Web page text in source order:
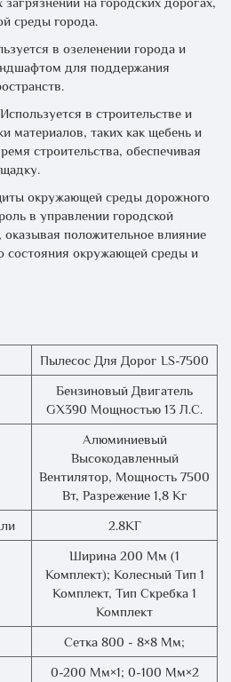
среды города.
в озеленении города и
для поддержания
в строительстве и
материалов, таких как щебень и
строительства, обеспечивая
окружающей среды дорожного
в управлении городской
оказывая положительное влияние
состояния окружающей среды и
Пылесос Для Дорог LS-7500
Бензиновый Двигатель
GX390 Мощностью 13 Л.с.
Алюминиевый
Высокодавленный
Вентилятор, Мощность 7500
Вт, Разрежение 1,8 Кг
2.8КГ
Ширина 200 Мм (1
Комплект); Колесный Тип 1
Комплект, Тип Скребка 1
Комплект
Сетка 800 - 8×8 Мм;
0-200 Мм×1; 0-100 Мм×2